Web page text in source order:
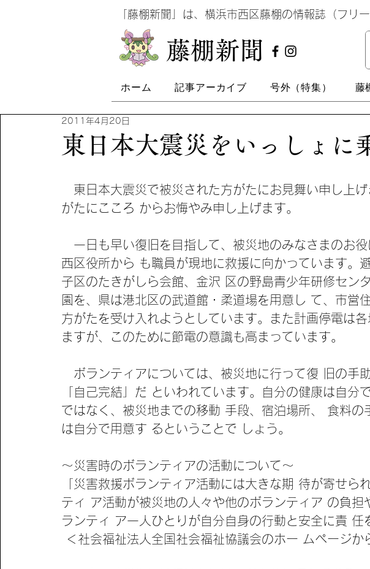
「藤棚新聞」は、横浜市西区藤棚の情報誌（フ
​藤棚新聞
ホーム 記事アーカイブ 号外（特集） 藤
東日本大震災をいっしょに
2011年4月20日
東日本大震災で被災された方がたにお見舞い申し上
がたにこころ からお悔やみ申し上げます。
一日も早い復旧を目指して、被災地のみなさまのお
西区役所から も職員が現地に救援に向かっています。
子区のたきがしら会館、金沢 区の野島青少年研修セン
園を、県は港北区の武道館・柔道場を用意し て、市営
方がたを受け入れようとしています。また計画停電は
ますが、このために節電の意識も高まっています。
ボランティアについては、被災地に行って復 旧の手
「自己完結」だ といわれています。自分の健康は自分
ではなく、被災地までの移動 手段、宿泊場所、 食料の
は自分で用意す るということで しょう。
～災害時のボランティアの活動について～
「災害救援ボランティア活動には大きな期 待が寄せら
ティ ア活動が被災地の人々や他のボランティア の負担
ランティ ア一人ひとりが自分自身の行動と安全に責 任
＜社会福祉法人全国社会福祉協議会のホー ムページか